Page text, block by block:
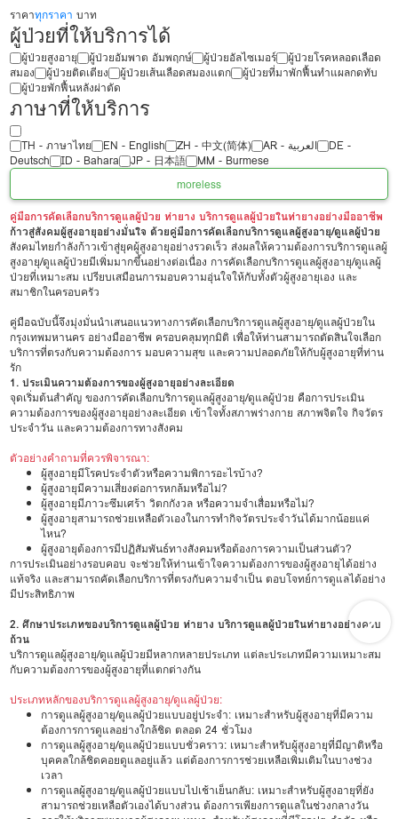
ราคาทุกราคา บาท
ผู้ป่วยที่ให้บริการได้
ผู้ป่วยสูงอายุ ผู้ป่วยอัมพาต อัมพฤกษ์ ผู้ป่วยอัลไซเมอร์
ผู้ป่วยโรคหลอดเลือด
สมอง
ผู้ป่วยติดเตียง ผู้ป่วยเส้นเลือดสมองแตก
ผู้ป่วยที่มาพักฟื้นทำแผลกดทับ
ผู้ป่วยพักฟื้นหลังผ่าตัด
ภาษาที่ให้บริการ
TH - ‏ภาษาไทย EN - English ZH - 中文(简体) ‏AR - ‏العربية‏
DE -
Deutsch
ID - Bahara JP - 日本語
MM - Burmese
moreless
คู่มือการคัดเลือกบริการดูแลผู้ป่วย ท่ายาง บริการดูแลผู้ป่วยในท่ายางอย่างมืออาชีพ
ก้าวสู่สังคมผู้สูงอายุอย่างมั่นใจ ด้วยคู่มือการคัดเลือกบริการดูแลผู้สูงอายุ/ดูแลผู้ป่วย
สังคมไทยกำลังก้าวเข้าสู่ยุคผู้สูงอายุอย่างรวดเร็ว ส่งผลให้ความต้องการบริการดูแลผู้
สูงอายุ/ดูแลผู้ป่วยมีเพิ่มมากขึ้นอย่างต่อเนื่อง การคัดเลือกบริการดูแลผู้สูงอายุ/ดูแลผู้
ป่วยที่เหมาะสม เปรียบเสมือนการมอบความอุ่นใจให้กับทั้งตัวผู้สูงอายุเอง และ
สมาชิกในครอบครัว
คู่มือฉบับนี้จึงมุ่งมั่นนำเสนอแนวทางการคัดเลือกบริการดูแลผู้สูงอายุ/ดูแลผู้ป่วยใน
กรุงเทพมหานคร อย่างมืออาชีพ ครอบคลุมทุกมิติ เพื่อให้ท่านสามารถตัดสินใจเลือก
บริการที่ตรงกับความต้องการ มอบความสุข และความปลอดภัยให้กับผู้สูงอายุที่ท่าน
รัก
1. ประเมินความต้องการของผู้สูงอายุอย่างละเอียด
จุดเริ่มต้นสำคัญ ของการคัดเลือกบริการดูแลผู้สูงอายุ/ดูแลผู้ป่วย คือการประเมิน
ความต้องการของผู้สูงอายุอย่างละเอียด เข้าใจทั้งสภาพร่างกาย สภาพจิตใจ กิจวัตร
ประจำวัน และความต้องการทางสังคม
ตัวอย่างคำถามที่ควรพิจารณา:
ผู้สูงอายุมีโรคประจำตัวหรือความพิการอะไรบ้าง?
ผู้สูงอายุมีความเสี่ยงต่อการหกล้มหรือไม่?
ผู้สูงอายุมีภาวะซึมเศร้า วิตกกังวล หรือความจำเสื่อมหรือไม่?
ผู้สูงอายุสามารถช่วยเหลือตัวเองในการทำกิจวัตรประจำวันได้มากน้อยแค่
ไหน?
ผู้สูงอายุต้องการมีปฏิสัมพันธ์ทางสังคมหรือต้องการความเป็นส่วนตัว?
การประเมินอย่างรอบคอบ จะช่วยให้ท่านเข้าใจความต้องการของผู้สูงอายุได้อย่าง
แท้จริง และสามารถคัดเลือกบริการที่ตรงกับความจำเป็น ตอบโจทย์การดูแลได้อย่าง
มีประสิทธิภาพ
2. ศึกษาประเภทของบริการดูแลผู้ป่วย ท่ายาง บริการดูแลผู้ป่วยในท่ายางอย่างครบ
ถ้วน
บริการดูแลผู้สูงอายุ/ดูแลผู้ป่วยมีหลากหลายประเภท แต่ละประเภทมีความเหมาะสม
กับความต้องการของผู้สูงอายุที่แตกต่างกัน
ประเภทหลักของบริการดูแลผู้สูงอายุ/ดูแลผู้ป่วย:
การดูแลผู้สูงอายุ/ดูแลผู้ป่วยแบบอยู่ประจำ: เหมาะสำหรับผู้สูงอายุที่มีความ
ต้องการการดูแลอย่างใกล้ชิด ตลอด 24 ชั่วโมง
การดูแลผู้สูงอายุ/ดูแลผู้ป่วยแบบชั่วคราว: เหมาะสำหรับผู้สูงอายุที่มีญาติหรือ
บุคคลใกล้ชิดคอยดูแลอยู่แล้ว แต่ต้องการการช่วยเหลือเพิ่มเติมในบางช่วง
เวลา
การดูแลผู้สูงอายุ/ดูแลผู้ป่วยแบบไปเช้าเย็นกลับ: เหมาะสำหรับผู้สูงอายุที่ยัง
สามารถช่วยเหลือตัวเองได้บางส่วน ต้องการเพียงการดูแลในช่วงกลางวัน